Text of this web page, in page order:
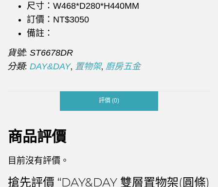
尺寸：W468*D280*H440MM
訂價：NT$3050
備註：
貨號: ST6678DR
分類: DAY&DAY, 置物架, 廚房五金
評價 (0)
商品評價
目前沒有評價。
搶先評價 “DAY&DAY 雙層置物架(圓條)